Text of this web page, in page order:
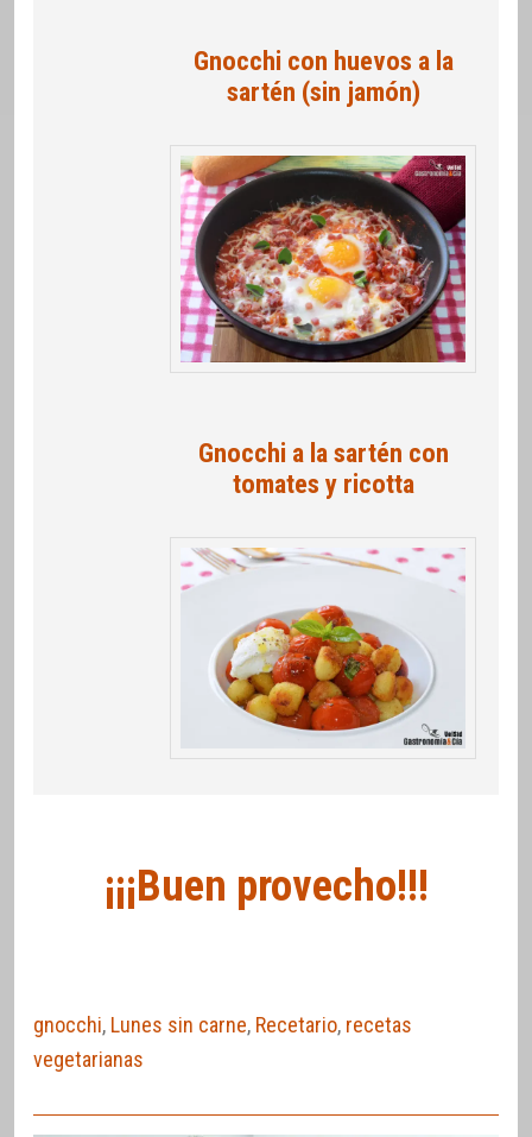
Gnocchi con huevos a la
sartén (sin jamón)
Gnocchi a la sartén con
tomates y ricotta
¡¡¡Buen provecho!!!
gnocchi, Lunes sin carne, Recetario, recetas
vegetarianas